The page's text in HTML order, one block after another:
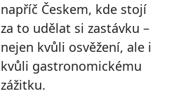
napříč Českem, kde stojí
za to udělat si zastávku –
nejen kvůli osvěžení, ale i
kvůli gastronomickému
zážitku.